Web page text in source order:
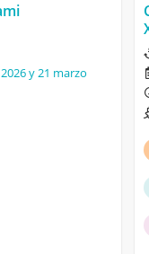
y 21 marzo